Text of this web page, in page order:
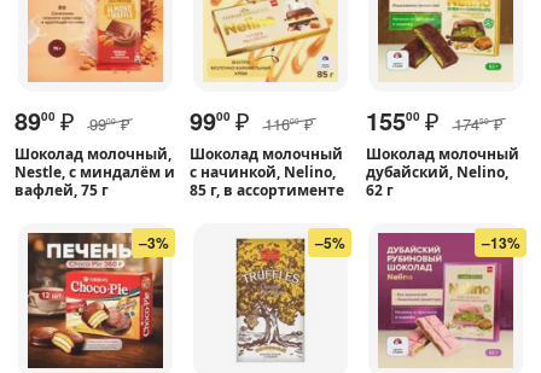
8900 ₽ 9900 ₽
Шоколад молочный,
Nestle, с миндалём и
вафлей, 75 г
9900 ₽ 11600 ₽
Шоколад молочный
с начинкой, Nelino,
85 г, в ассортименте
15500 ₽ 17450 ₽
Шоколад молочный
дубайский, Nelino,
62 г
–3% –5% –13%